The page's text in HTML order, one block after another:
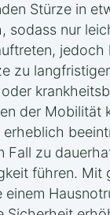
Stürze in
sodass nur
jedoch
zu
der Mobilität
erheblich
Fall zu
führen. Mit
einem